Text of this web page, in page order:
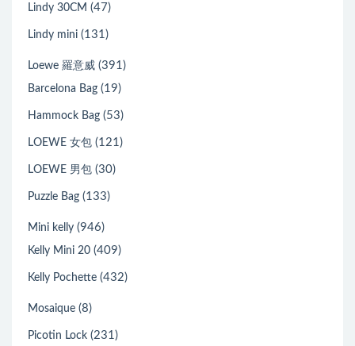
Lindy 30CM (47)
Lindy mini (131)
Loewe 羅意威 (391)
Barcelona Bag (19)
Hammock Bag (53)
LOEWE 女包 (121)
LOEWE 男包 (30)
Puzzle Bag (133)
Mini kelly (946)
Kelly Mini 20 (409)
Kelly Pochette (432)
Mosaique (8)
Picotin Lock (231)